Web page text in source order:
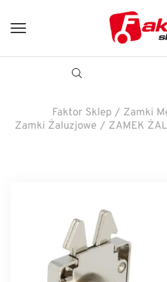
Faktor Sklep / Zamki
Zamki Żaluzjowe / ZAMEK